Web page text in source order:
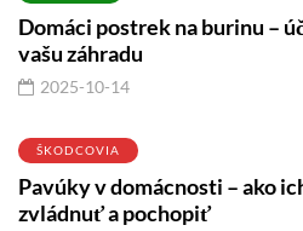
Domáci postrek na burinu –
vašu záhradu
2025-10-14
ŠKODCOVIA
Pavúky v domácnosti – ako
zvládnuť a pochopiť